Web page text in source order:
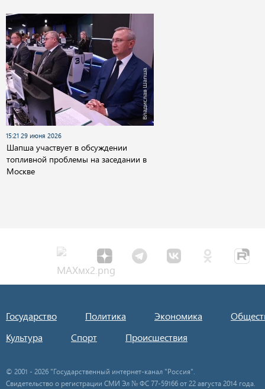
15:21 29 июня 2026
Шапша участвует в обсуждении
топливной проблемы на заседании в
Москве
Государство Политика Экономика
Культура
Спорт Происшествия
© 2001 - 2026 "Государственный интернет-канал "Россия".
Свидетельство о регистрации СМИ Эл № ФС 77-59166 от 22 августа 2014 года.